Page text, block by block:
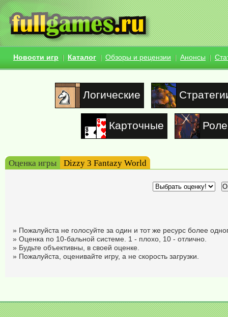
Новости игр Каталог Обзоры и рецензии Анонсы
Логические
Карточные
Оценка игры Dizzy 3 Fantazy World
» Пожалуйста не голосуйте за один и тот же ресурс более
» Оценка по 10-бальной системе. 1 - плохо, 10 - отлично.
» Будьте объективны, в своей оценке.
» Пожалуйста, оценивайте игру, а не скорость загрузки.